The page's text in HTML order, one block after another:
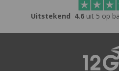
Uitstekend 4.6uit 5 op